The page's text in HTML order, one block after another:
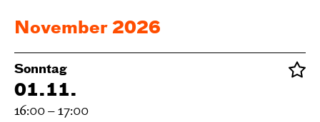
November 2026
Sonntag
01.11.
16:00 – 17:00